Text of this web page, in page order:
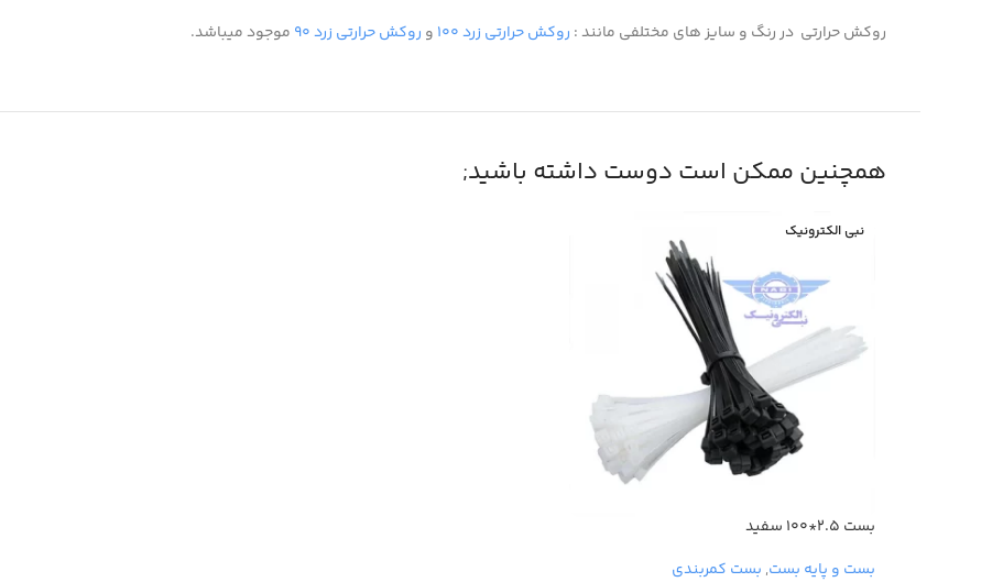
روکش حرارتی در رنگ و سایز های مختلفی مانند : روکش حرارتی زرد ۱۰۰ و روکش حرارتی زرد ۹۰ موجود میباشد.
همچنین ممکن است دوست داشته باشید;
نبی الکترونیک
بست ۲.۵*۱۰۰ سفید
بست و پایه بست, بست کمربندی